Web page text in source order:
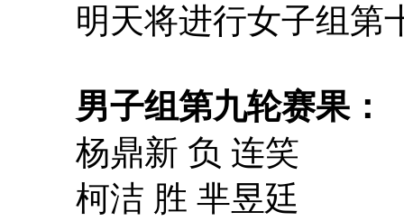
明天将进行女子组第
男子组第九轮赛果：
杨鼎新 负 连笑
柯洁 胜 芈昱廷